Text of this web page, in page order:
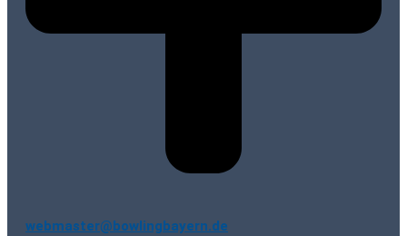
webmaster@bowlingbayern.de